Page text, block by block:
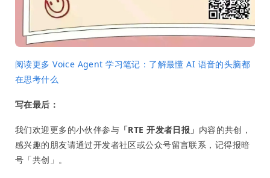
阅读更多 Voice Agent 学习笔记：了解最懂 AI 语音的头脑都
在思考什么
写在最后：
我们欢迎更多的小伙伴参与 「RTE 开发者日报」 内容的共创，
感兴趣的朋友请通过开发者社区或公众号留言联系，记得报暗
号「共创」。